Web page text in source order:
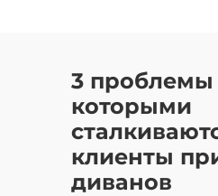
3 проблемы
которыми
клиенты
диванов